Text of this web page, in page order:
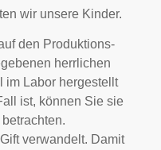
wir unsere Kinder.
den Produktions-
herrlichen
im Labor hergestellt
ist, können Sie sie
verwandelt. Damit